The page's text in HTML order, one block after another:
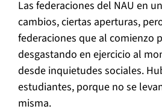
Las federaciones del NAU en
cambios, ciertas aperturas,
federaciones que al comienzo
desgastando en ejercicio al
desde inquietudes sociales.
estudiantes, porque no se
misma.